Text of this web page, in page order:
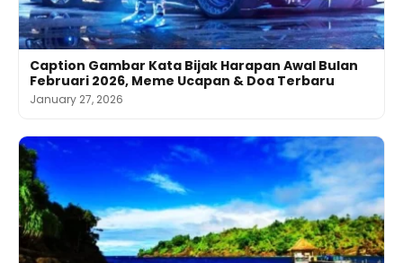
Caption Gambar Kata Bijak Harapan Awal Bulan
Februari 2026, Meme Ucapan & Doa Terbaru
January 27, 2026